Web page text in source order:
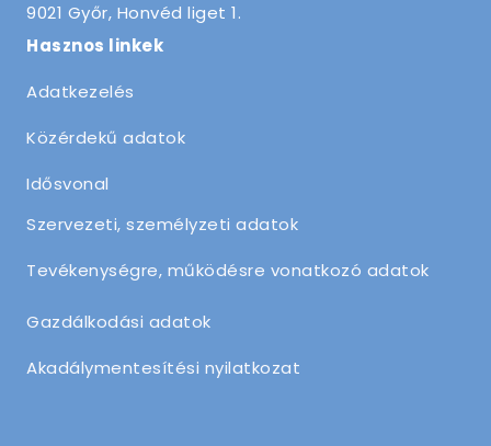
9021 Győr, Honvéd liget 1.
Hasznos linkek
Adatkezelés
Közérdekű adatok
Idősvonal
Szervezeti, személyzeti adatok
Tevékenységre, működésre vonatkozó adatok
Gazdálkodási adatok
Akadálymentesítési nyilatkozat